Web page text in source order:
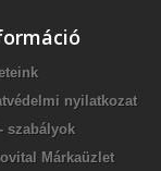
nyilatkozat
szabályok
Márkaüzlet